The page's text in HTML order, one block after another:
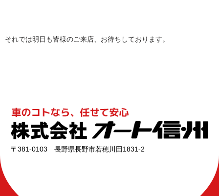
それでは明日も皆様のご来店、お待ちしております。
〒381-0103 長野県長野市若穂川田1831-2